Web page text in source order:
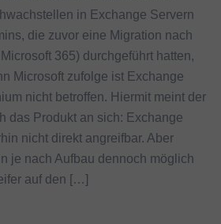
in Exchange Servern
die zuvor eine Migration nach
365) durchgeführt hatten,
Microsoft zufolge ist Exchange
nicht betroffen. Hiermit meint der
das Produkt an sich: Exchange
nicht direkt angreifbar. Aber
je nach Aufbau dennoch möglich
auf den […]